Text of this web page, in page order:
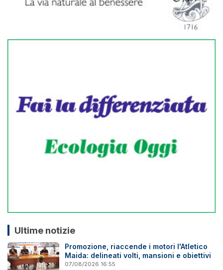
Ultime notizie
Promozione, riaccende i motori l'Atletico
Maida: delineati volti, mansioni e obiettivi
07/08/2026 16:55